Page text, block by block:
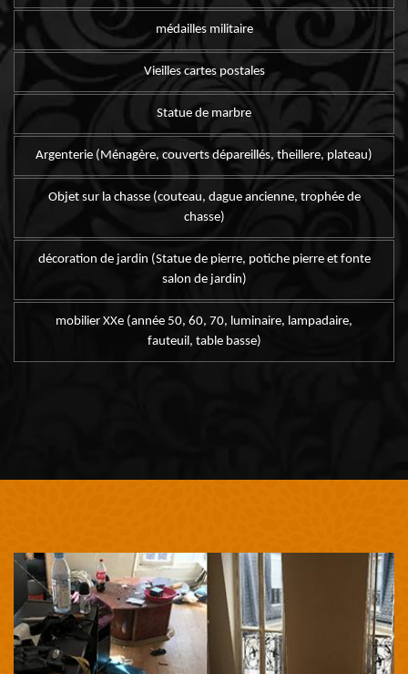
médailles militaire
Vieilles cartes postales
Statue de marbre
Argenterie (Ménagère, couverts dépareillés, theillere, plateau)
Objet sur la chasse (couteau, dague ancienne, trophée de
chasse)
décoration de jardin (Statue de pierre, potiche pierre et fonte
salon de jardin)
mobilier XXe (année 50, 60, 70, luminaire, lampadaire,
fauteuil, table basse)